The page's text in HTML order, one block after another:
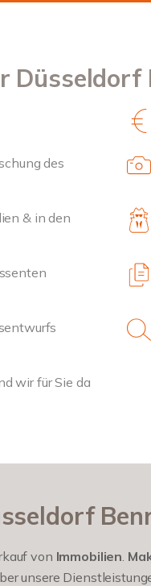
des
& in den
wir für Sie da
von Immobilien.
unsere